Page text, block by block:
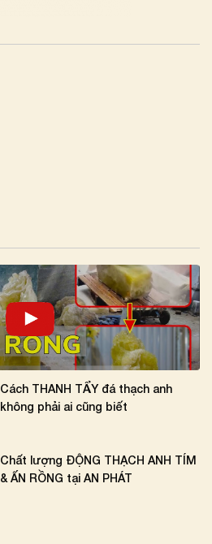
Cách THANH TẨY đá thạch anh
không phải ai cũng biết
Chất lượng ĐỘNG THẠCH ANH TÍM
& ẤN RỒNG tại AN PHÁT